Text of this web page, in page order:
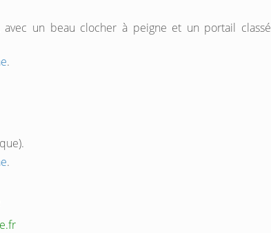
avec un beau clocher à peigne et un portail classé
.
.